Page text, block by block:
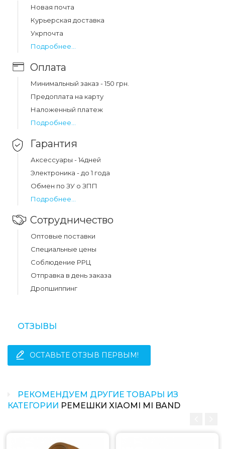
Цена на ремешок ribbed silicone mi band 7 black (04)
составляет 152 грн.
Новая почта
Курьерская доставка
Укрпочта
Подробнее...
Оплата
Минимальный заказ - 150 грн.
Предоплата на карту
Наложенный платеж
Подробнее...
Гарантия
Аксессуары - 14дней
Электроника - до 1 года
Обмен по ЗУ о ЗПП
Подробнее...
Сотрудничество
Оптовые поставки
Специальные цены
Соблюдение РРЦ
Отправка в день заказа
Дропшиппинг
ОТЗЫВЫ
ОСТАВЬТЕ ОТЗЫВ ПЕРВЫМ!
РЕКОМЕНДУЕМ ДРУГИЕ ТОВАРЫ ИЗ
КАТЕГОРИИ РЕМЕШКИ XIAOMI MI BAND